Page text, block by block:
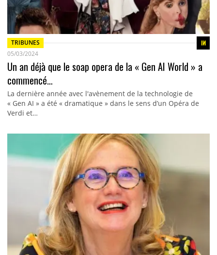
TRIBUNES
05/03/2024
Un an déjà que le soap opera de la « Gen AI World » a
commencé…
La dernière année avec l'avènement de la technologie de
« Gen AI » a été « dramatique » dans le sens d’un Opéra de
Verdi et…